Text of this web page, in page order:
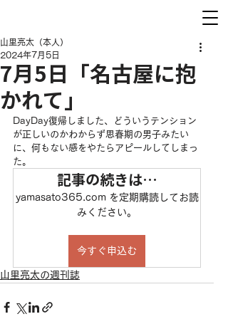
7月5日「名古屋に抱
かれて」
山里亮太（本人）
2024年7月5日
DayDay復帰しました、どういうテンション
が正しいのかわからず思春期の男子みたい
に、何もない感をやたらアピールしてしまっ
た。
記事の続きは…
yamasato365.com を定期購読してお読
みください。
今すぐ申込む
山里亮太の週刊誌